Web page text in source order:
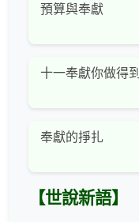
預算與奉獻
十一奉獻你做得到
奉獻的掙扎
【世說新語】